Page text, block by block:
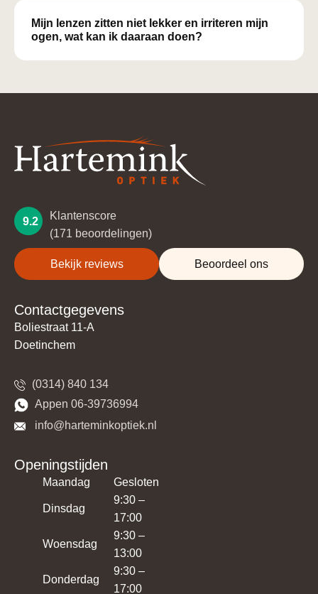
Mijn lenzen zitten niet lekker en irriteren mijn
ogen, wat kan ik daaraan doen?
Contactgegevens
Boliestraat 11-A
Doetinchem
(0314) 840 134
​​Appen 06-39736994
​​​ info@harteminkoptiek.nl
Openingstijden
Maandag Gesloten
Dinsdag
9:30 –
17:00
Woensdag
9:30 –
13:00
Donderdag
9:30 –
17:00
9.2
Klantenscore
(171 beoordelingen)
Bekijk reviews Beoordeel ons